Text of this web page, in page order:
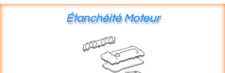
Étanchéité Moteur